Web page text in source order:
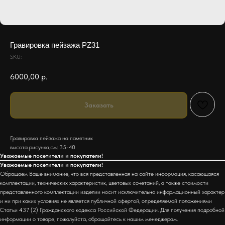
Гравировка пейзажа PZ31
SKU:
6000,00 р.
Заказать
Гравировка пейзажа на памятник
высота рисунка,см: 35-40
Уважаемые посетители и покупатели!
Уважаемые посетители и покупатели!
Обращаем Ваше внимание, что вся представленная на сайте информация, касающаяся
комплектации, технических характеристик, цветовых сочетаний, а также стоимости
представленного комплектации изделии носит исключительно информационный характер
и ни при каких условиях не является публичной офертой, определяемой положениями
Статьи 437 (2) Гражданского кодекса Российской Федерации. Для получения подробной
информации о товаре, пожалуйста, обращайтесь к нашим менеджерам.